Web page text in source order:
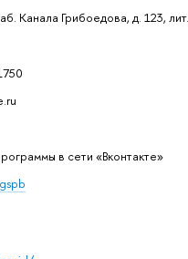
Канала Грибоедова, д. 123,
в сети «Вконтакте»